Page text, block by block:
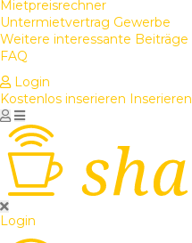
Mietpreisrechner
Untermietvertrag Gewerbe
Weitere interessante Beiträge
FAQ
Login
Kostenlos inserieren Inserieren
Login